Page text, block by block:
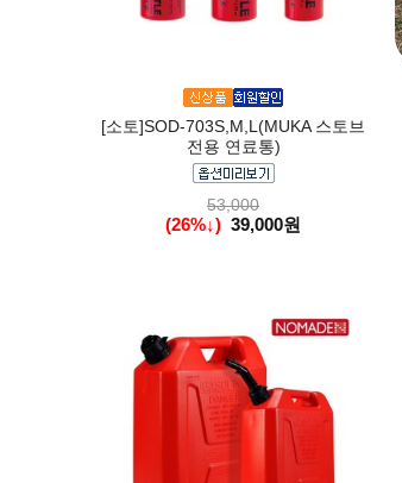
[소토]SOD-703S,M,L(MUKA 스토브
전용 연료통)
53,000
(26%↓) 39,000원